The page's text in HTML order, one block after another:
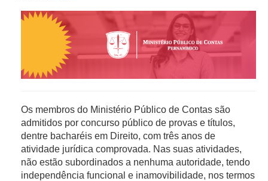
Os membros do Ministério Público de Contas são
admitidos por concurso público de provas e títulos,
dentre bacharéis em Direito, com três anos de
atividade jurídica comprovada. Nas suas atividades,
não estão subordinados a nenhuma autoridade, tendo
independência funcional e inamovibilidade, nos termos